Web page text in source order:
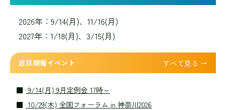
2026年：9/14(月)、11/16(月)
2027年：1/18(月)、3/15(月)
近日開催イベント すべて見る →
9/14(月) 9月定例会 17時～
10/29(木) 全国フォーラム in 神奈川2026